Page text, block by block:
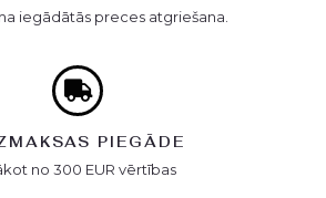
iegādātās preces atgriešana.
PIEGĀDE
no 300 EUR vērtības